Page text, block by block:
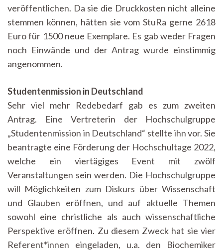
veröffentlichen. Da sie die Druckkosten nicht alleine
stemmen können, hätten sie vom StuRa gerne 2618
Euro für 1500 neue Exemplare. Es gab weder Fragen
noch Einwände und der Antrag wurde einstimmig
angenommen.
Studentenmission in Deutschland
Sehr viel mehr Redebedarf gab es zum zweiten
Antrag. Eine Vertreterin der Hochschulgruppe
„Studentenmission in Deutschland“ stellte ihn vor. Sie
beantragte eine Förderung der Hochschultage 2022,
welche ein viertägiges Event mit zwölf
Veranstaltungen sein werden. Die Hochschulgruppe
will Möglichkeiten zum Diskurs über Wissenschaft
und Glauben eröffnen, und auf aktuelle Themen
sowohl eine christliche als auch wissenschaftliche
Perspektive eröffnen. Zu diesem Zweck hat sie vier
Referent*innen eingeladen, u.a. den Biochemiker